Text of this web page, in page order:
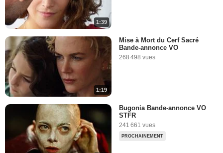
1:39
1:19
Mise à Mort du Cerf Sacré
Bande-annonce VO
268 498 vues
Bugonia Bande-annonce VO
STFR
241 661 vues
PROCHAINEMENT